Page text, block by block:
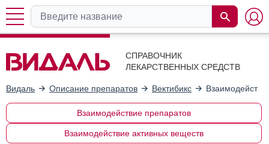
СПРАВОЧНИК
ЛЕКАРСТВЕННЫХ СРЕДСТВ
Видаль Описание препаратов Вектибикс
Взаимодействие препаратов
Взаимодействие активных веществ